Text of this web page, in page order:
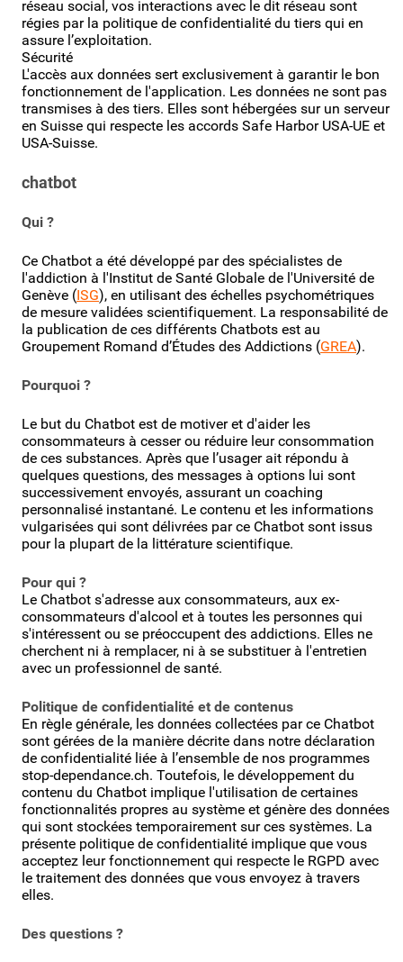
réseau social, vos interactions avec le dit réseau sont
régies par la politique de confidentialité du tiers qui en
assure l’exploitation.
Sécurité
L'accès aux données sert exclusivement à garantir le bon
fonctionnement de l'application. Les données ne sont pas
transmises à des tiers. Elles sont hébergées sur un serveur
en Suisse qui respecte les accords Safe Harbor USA-UE et
USA-Suisse.
chatbot
Qui ?
Ce Chatbot a été développé par des spécialistes de
l'addiction à l'Institut de Santé Globale de l'Université de
Genève (ISG), en utilisant des échelles psychométriques
de mesure validées scientifiquement. La responsabilité de
la publication de ces différents Chatbots est au
Groupement Romand d’Études des Addictions (GREA).
Pourquoi ?
Le but du Chatbot est de motiver et d'aider les
consommateurs à cesser ou réduire leur consommation
de ces substances. Après que l’usager ait répondu à
quelques questions, des messages à options lui sont
successivement envoyés, assurant un coaching
personnalisé instantané. Le contenu et les informations
vulgarisées qui sont délivrées par ce Chatbot sont issus
pour la plupart de la littérature scientifique.
Pour qui ?
Le Chatbot s'adresse aux consommateurs, aux ex-
consommateurs d'alcool et à toutes les personnes qui
s'intéressent ou se préoccupent des addictions. Elles ne
cherchent ni à remplacer, ni à se substituer à l'entretien
avec un professionnel de santé.
Politique de confidentialité et de contenus
En règle générale, les données collectées par ce Chatbot
sont gérées de la manière décrite dans notre déclaration
de confidentialité liée à l’ensemble de nos programmes
stop-dependance.ch. Toutefois, le développement du
contenu du Chatbot implique l'utilisation de certaines
fonctionnalités propres au système et génère des données
qui sont stockées temporairement sur ces systèmes. La
présente politique de confidentialité implique que vous
acceptez leur fonctionnement qui respecte le RGPD avec
le traitement des données que vous envoyez à travers
elles.
Des questions ?